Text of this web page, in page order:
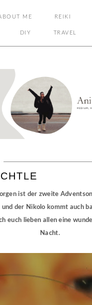
ME REIKI
DIY TRAVEL
ist der zweite
und der Nikolo kommt auch
euch lieben allen eine
Nacht.